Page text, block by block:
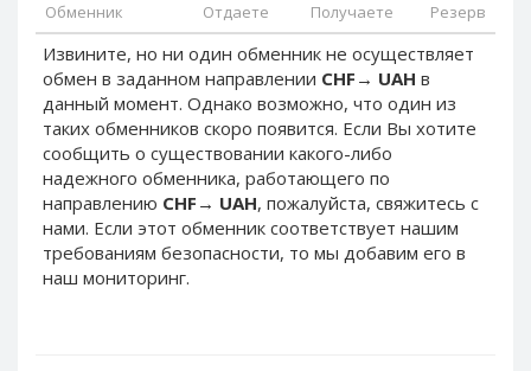
Обменник Отдаете Получаете Резерв
Извините, но ни один обменник не осуществляет
обмен в заданном направлении CHF → UAH в
данный момент. Однако возможно, что один из
таких обменников скоро появится. Если Вы хотите
сообщить о существовании какого-либо
надежного обменника, работающего по
направлению CHF → UAH, пожалуйста, свяжитесь с
нами. Если этот обменник соответствует нашим
требованиям безопасности, то мы добавим его в
наш мониторинг.
PayPal CHF
PayPal MYR
Webmoney WMZ
Webmoney WMR
Webmoney WME
Webmoney WMU
Webmoney WMK
Webmoney WMG
PayPal CHF
PayPal MYR
Webmoney WMZ
Webmoney WMR
Webmoney WME
Webmoney WMU
Webmoney WMK